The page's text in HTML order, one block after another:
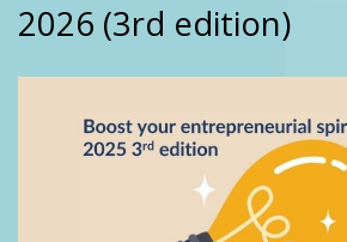
2026 (3rd edition)